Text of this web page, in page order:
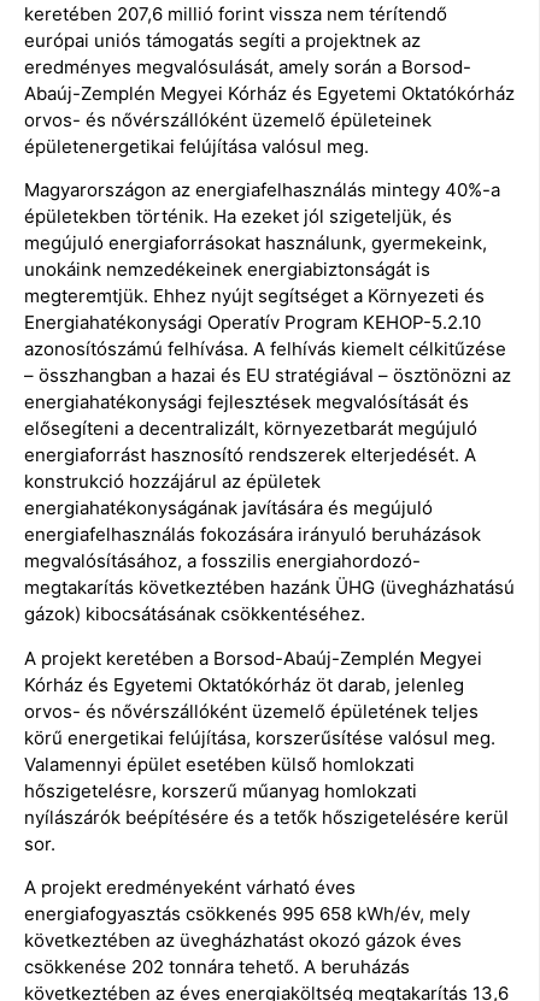
keretében 207,6 millió forint vissza nem térítendő
európai uniós támogatás segíti a projektnek az
eredményes megvalósulását, amely során a Borsod-
Abaúj-Zemplén Megyei Kórház és Egyetemi Oktatókórház
orvos- és nővérszállóként üzemelő épületeinek
épületenergetikai felújítása valósul meg.
Magyarországon az energiafelhasználás mintegy 40%-a
épületekben történik. Ha ezeket jól szigeteljük, és
megújuló energiaforrásokat használunk, gyermekeink,
unokáink nemzedékeinek energiabiztonságát is
megteremtjük. Ehhez nyújt segítséget a Környezeti és
Energiahatékonysági Operatív Program KEHOP-5.2.10
azonosítószámú felhívása. A felhívás kiemelt célkitűzése
– összhangban a hazai és EU stratégiával – ösztönözni az
energiahatékonysági fejlesztések megvalósítását és
elősegíteni a decentralizált, környezetbarát megújuló
energiaforrást hasznosító rendszerek elterjedését. A
konstrukció hozzájárul az épületek
energiahatékonyságának javítására és megújuló
energiafelhasználás fokozására irányuló beruházások
megvalósításához, a fosszilis energiahordozó-
megtakarítás következtében hazánk ÜHG (üvegházhatású
gázok) kibocsátásának csökkentéséhez.
A projekt keretében a Borsod-Abaúj-Zemplén Megyei
Kórház és Egyetemi Oktatókórház öt darab, jelenleg
orvos- és nővérszállóként üzemelő épületének teljes
körű energetikai felújítása, korszerűsítése valósul meg.
Valamennyi épület esetében külső homlokzati
hőszigetelésre, korszerű műanyag homlokzati
nyílászárók beépítésére és a tetők hőszigetelésére kerül
sor.
A projekt eredményeként várható éves
energiafogyasztás csökkenés 995 658 kWh/év, mely
következtében az üvegházhatást okozó gázok éves
csökkenése 202 tonnára tehető. A beruházás
következtében az éves energiaköltség megtakarítás 13,6